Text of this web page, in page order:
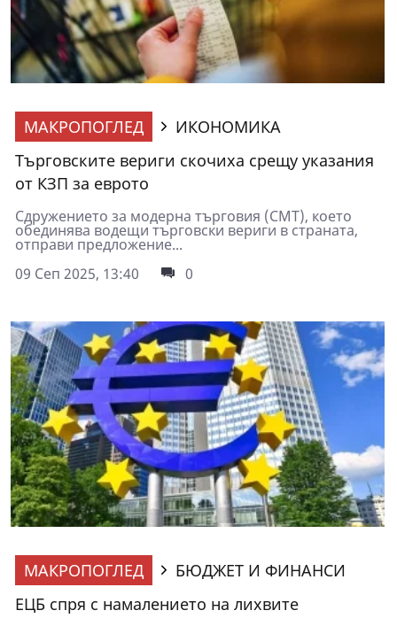
МАКРОПОГЛЕД
ИКОНОМИКА
Търговските вериги скочиха срещу указания
от КЗП за еврото
Сдружението за модерна търговия (СМТ), което
обединява водещи търговски вериги в страната,
отправи предложение...
09 Сеп 2025, 13:40
0
МАКРОПОГЛЕД
БЮДЖЕТ И ФИНАНСИ
ЕЦБ спря с намалението на лихвите